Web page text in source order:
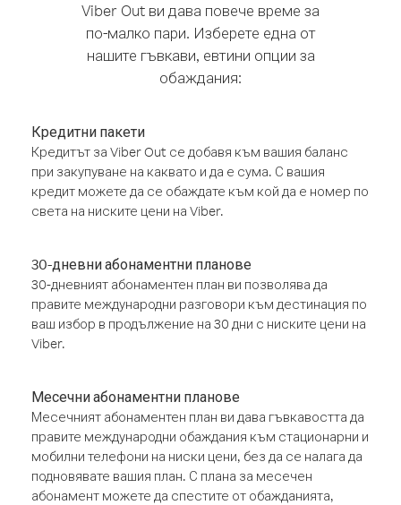
Viber Out ви дава повече време за
по-малко пари. Изберете една от
нашите гъвкави, евтини опции за
обаждания:
Кредитни пакети
Кредитът за Viber Out се добавя към вашия баланс
при закупуване на каквато и да е сума. С вашия
кредит можете да се обаждате към кой да е номер по
света на ниските цени на Viber.
30-дневни абонаментни планове
30-дневният абонаментен план ви позволява да
правите международни разговори към дестинация по
ваш избор в продължение на 30 дни с ниските цени на
Viber.
Месечни абонаментни планове
Месечният абонаментен план ви дава гъвкавостта да
правите международни обаждания към стационарни и
мобилни телефони на ниски цени, без да се налага да
подновявате вашия план. С плана за месечен
абонамент можете да спестите от обажданията,